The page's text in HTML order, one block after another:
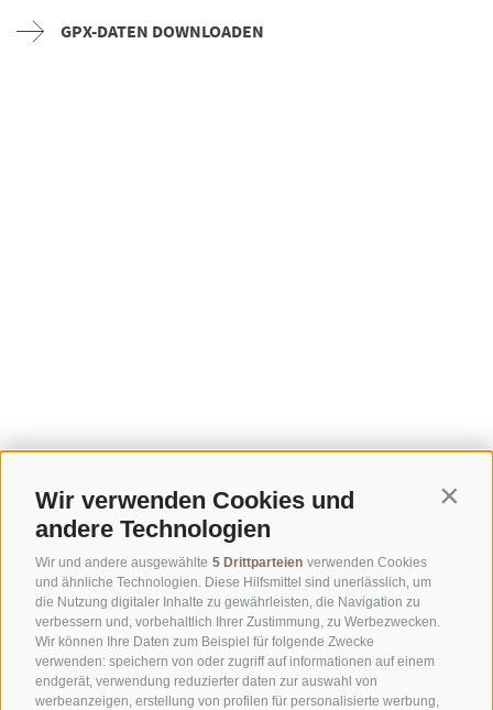
Wir verwenden Cookies und
andere Technologien
Wir und andere ausgewählte 5 Drittparteien verwenden Cookies
und ähnliche Technologien. Diese Hilfsmittel sind unerlässlich, um
die Nutzung digitaler Inhalte zu gewährleisten, die Navigation zu
verbessern und, vorbehaltlich Ihrer Zustimmung, zu Werbezwecken.
Wir können Ihre Daten zum Beispiel für folgende Zwecke
verwenden: speichern von oder zugriff auf informationen auf einem
endgerät, verwendung reduzierter daten zur auswahl von
werbeanzeigen, erstellung von profilen für personalisierte werbung,
GPX-DATEN DOWNLOADEN